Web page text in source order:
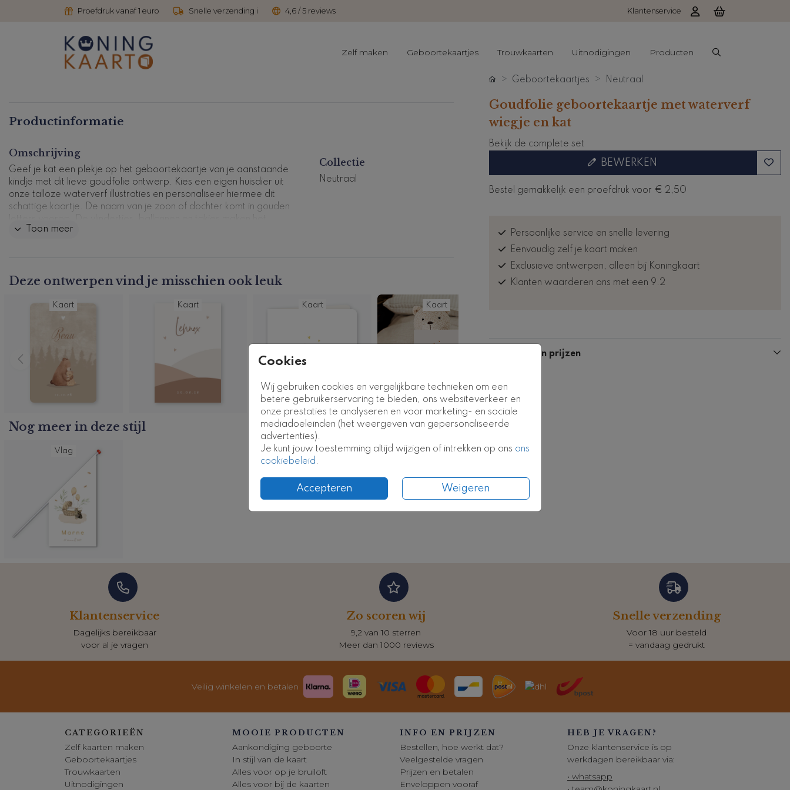
Proefdruk vanaf 1 euro Snelle verzending i 4,6 / 5 reviews Klantenservice
Zelf maken Geboortekaartjes Trouwkaarten Uitnodigingen Producten
Cookies
Wij gebruiken cookies en vergelijkbare technieken om een
betere gebruikerservaring te bieden, ons websiteverkeer en
onze prestaties te analyseren en voor marketing- en sociale
mediadoeleinden (het weergeven van gepersonaliseerde
advertenties).
Je kunt jouw toestemming altijd wijzigen of intrekken op ons ons
cookiebeleid.
Accepteren Weigeren
Productinformatie
Omschrijving
Geef je kat een plekje op het geboortekaartje van je aanstaande
kindje met dit lieve goudfolie ontwerp. Kies een eigen huisdier uit
onze talloze waterverf illustraties en personaliseer hiermee dit
schattige kaartje. De naam van je zoon of dochter komt in gouden
geheel helemaal af.
Toon meer
Collectie
Neutraal
Deze ontwerpen vind je misschien ook leuk
Kaart Kaart Kaart Kaart
Nog meer in deze stijl
Vlag
Geboortekaartjes Neutraal
Goudfolie geboortekaartje met waterverf
wiegje en kat
Bekijk de complete set
BEWERKEN
Bestel gemakkelijk een proefdruk voor € 2,50
Persoonlijke service en snelle levering
Eenvoudig zelf je kaart maken
Exclusieve ontwerpen, alleen bij Koningkaart
Klanten waarderen ons met een 9.2
Formaten en prijzen
Klantenservice
Dagelijks bereikbaar
voor al je vragen
Zo scoren wij
9,2 van 10 sterren
Meer dan 1000 reviews
Snelle verzending
Voor 18 uur besteld
= vandaag gedrukt
Veilig winkelen en betalen
CATEGORIEËN
Zelf kaarten maken
Geboortekaartjes
Trouwkaarten
Uitnodigingen
MOOIE PRODUCTEN
Aankondiging geboorte
In stijl van de kaart
Alles voor op je bruiloft
Alles voor bij de kaarten
INFO EN PRIJZEN
Bestellen, hoe werkt dat?
Veelgestelde vragen
Prijzen en betalen
Enveloppen vooraf
HEB JE VRAGEN?
Onze klantenservice is op
werkdagen bereikbaar via:
• whatsapp